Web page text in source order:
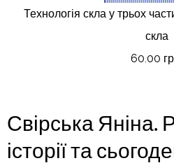
Технологія скла у трьох
скла
60.00
Свірська Яніна.
історії та